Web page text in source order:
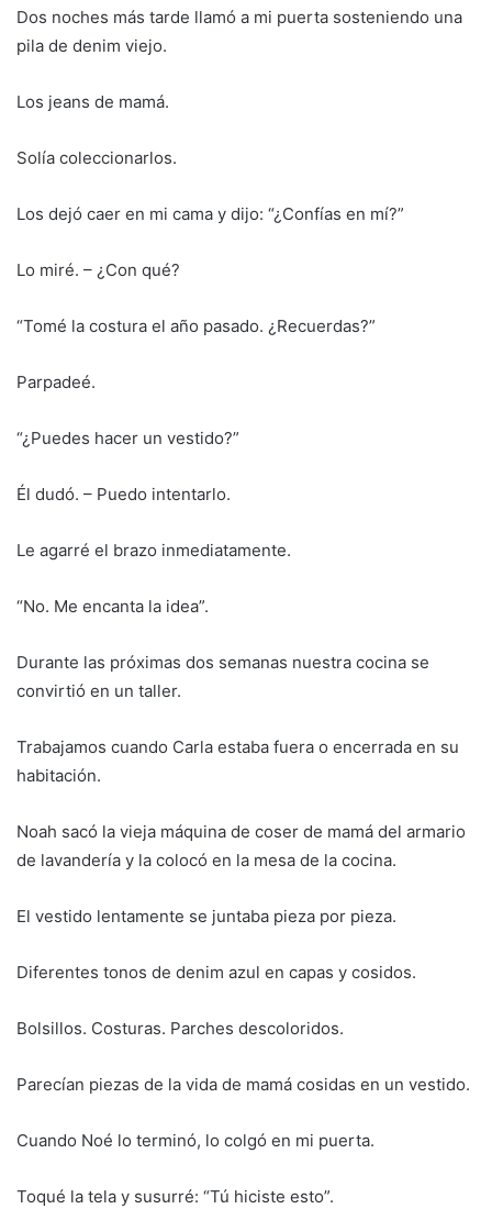
Dos noches más tarde llamó a mi puerta sosteniendo una
pila de denim viejo.
Los jeans de mamá.
Solía coleccionarlos.
Los dejó caer en mi cama y dijo: “¿Confías en mí?”
Lo miré. – ¿Con qué?
“Tomé la costura el año pasado. ¿Recuerdas?”
Parpadeé.
“¿Puedes hacer un vestido?”
Él dudó. – Puedo intentarlo.
Le agarré el brazo inmediatamente.
“No. Me encanta la idea”.
Durante las próximas dos semanas nuestra cocina se
convirtió en un taller.
Trabajamos cuando Carla estaba fuera o encerrada en su
habitación.
Noah sacó la vieja máquina de coser de mamá del armario
de lavandería y la colocó en la mesa de la cocina.
El vestido lentamente se juntaba pieza por pieza.
Diferentes tonos de denim azul en capas y cosidos.
Bolsillos. Costuras. Parches descoloridos.
Parecían piezas de la vida de mamá cosidas en un vestido.
Cuando Noé lo terminó, lo colgó en mi puerta.
Toqué la tela y susurré: “Tú hiciste esto”.